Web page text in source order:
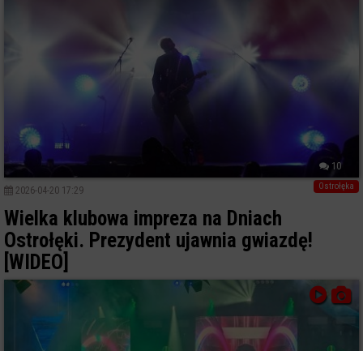
10
Ostrołęka
2026-04-20 17:29
Wielka klubowa impreza na Dniach
Ostrołęki. Prezydent ujawnia gwiazdę!
[WIDEO]